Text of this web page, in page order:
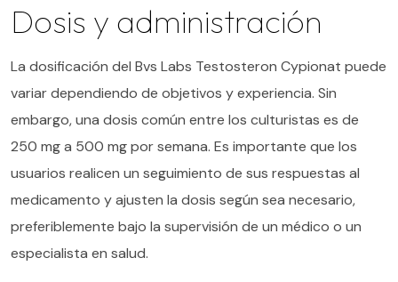
Dosis y administración
La dosificación del Bvs Labs Testosteron Cypionat puede
variar dependiendo de objetivos y experiencia. Sin
embargo, una dosis común entre los culturistas es de
250 mg a 500 mg por semana. Es importante que los
usuarios realicen un seguimiento de sus respuestas al
medicamento y ajusten la dosis según sea necesario,
preferiblemente bajo la supervisión de un médico o un
especialista en salud.